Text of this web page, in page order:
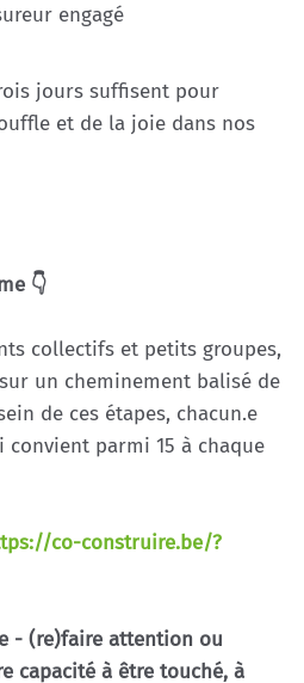
engagé
jours suffisent pour
et de la joie dans nos
👇
collectifs et petits groupes,
un cheminement balisé de
de ces étapes, chacun.e
parmi 15 à chaque
co-construire.be/?
- (re)faire attention ou
capacité à être touché, à